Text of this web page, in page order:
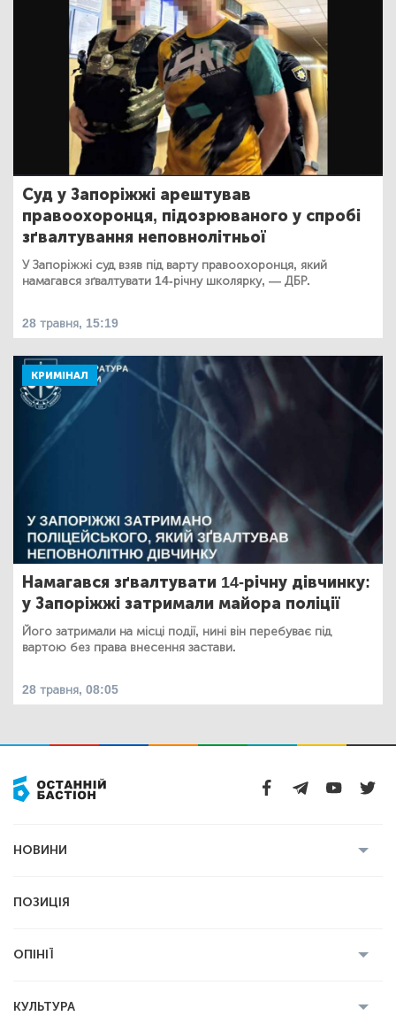
Суд у Запоріжжі арештував
правоохоронця, підозрюваного у спробі
зґвалтування неповнолітньої
У Запоріжжі суд взяв під варту правоохоронця, який
намагався зґвалтувати 14-річну школярку, — ДБР.
28 травня, 15:19
КРИМІНАЛ
Намагався зґвалтувати 14-річну дівчинку:
у Запоріжжі затримали майора поліції
Його затримали на місці події, нині він перебуває під
вартою без права внесення застави.
28 травня, 08:05
НОВИНИ
Економіка
ПОЗИЦІЯ
ОПІНІЇ
КУЛЬТУРА